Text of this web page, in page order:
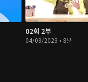
02회 2부
04/03/2023 • 8분